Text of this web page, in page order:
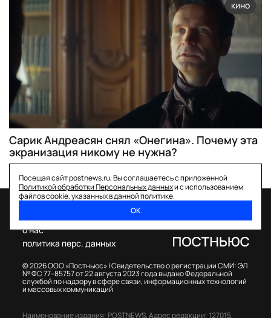
кино
Сарик Андреасян снял «Онегина». Почему эта
экранизация никому не нужна?
Посещая сайт postnews.ru, Вы соглашаетесь с приложенной
Политикой обработки Персональных данныхи с использованием
файлов cookie, указанных в данной политике.
ОК
© 2026 ООО «Постньюс» |Свидетельство о регистрации СМИ: ЭЛ
№ ФС 77–85757 от 22 августа 2023 года выдано Федеральной
службой по надзору в сфере связи, информационных технологий
и массовых коммуникаций
о нас
политика перс. данных
Наименование издания: POSTNEWS,Адрес редакции: 127015,